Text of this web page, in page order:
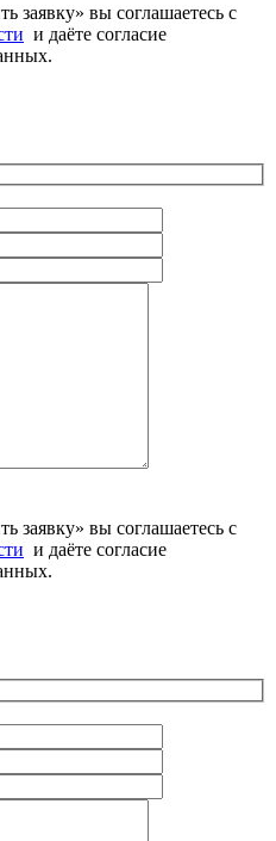
заявку» вы соглашаетесь с
и даёте согласие
заявку» вы соглашаетесь с
и даёте согласие